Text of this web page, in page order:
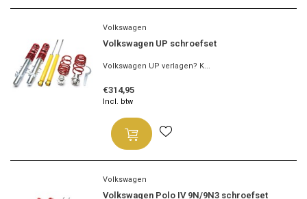
Volkswagen
Volkswagen UP schroefset
Volkswagen UP verlagen? K...
€314,95
Incl. btw
Volkswagen
Volkswagen Polo IV 9N/9N3 schroefset